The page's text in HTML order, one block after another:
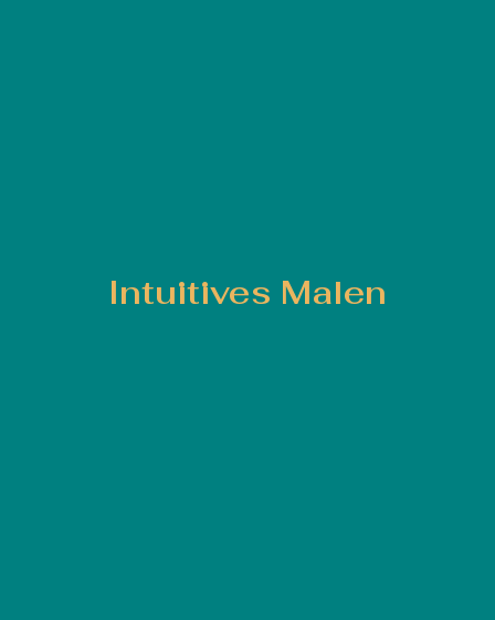
Intuitives Malen